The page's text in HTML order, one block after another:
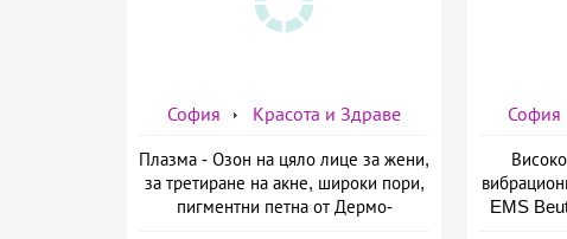
София Красота и Здраве
Плазма - Озон на цяло лице за жени,
за третиране на акне, широки пори,
пигментни петна от Дермо-
София
EMS